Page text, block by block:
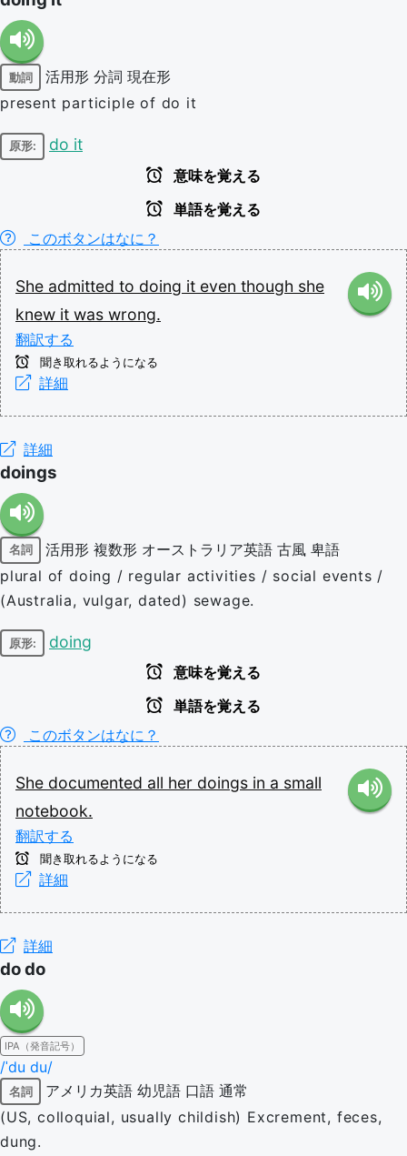
動詞 活用形 分詞 現在形
present participle of do it
原形: do it
意味を覚える
単語を覚える
このボタンはなに？
She admitted to doing it even though she
knew it was wrong.
翻訳する
聞き取れるようになる
詳細
詳細
doings
名詞 活用形 複数形 オーストラリア英語 古風 卑語
plural of doing / regular activities / social events /
(Australia, vulgar, dated) sewage.
原形: doing
意味を覚える
単語を覚える
このボタンはなに？
She documented all her doings in a small
notebook.
翻訳する
聞き取れるようになる
詳細
詳細
do do
IPA（発音記号）
/ˈdu du/
名詞 アメリカ英語 幼児語 口語 通常
(US, colloquial, usually childish) Excrement, feces,
dung.